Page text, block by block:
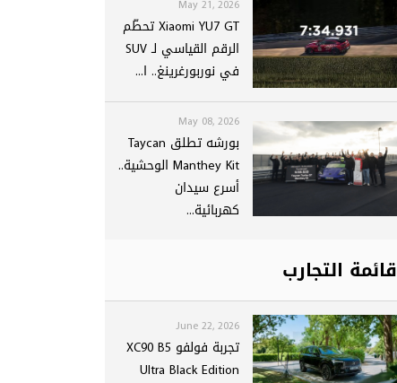
May 21, 2026
Xiaomi YU7 GT تحطّم
الرقم القياسي لـ SUV
في نوربورغرينغ.. ا...
May 08, 2026
بورشه تطلق Taycan
Manthey Kit الوحشية..
أسرع سيدان
كهربائية...
قائمة التجارب
June 22, 2026
تجربة فولفو XC90 B5
Ultra Black Edition